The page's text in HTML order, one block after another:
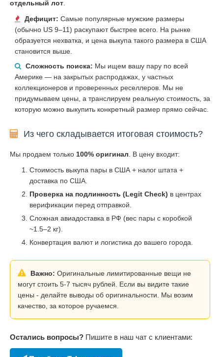
отдельный лот
Дефицит: Самые популярные мужские размеры
(обычно US 9–11) раскупают быстрее всего. На рынке
образуется нехватка, и цена выкупа такого размера в США
становится выше.
Сложность поиска: Мы ищем вашу пару по всей
Америке — на закрытых распродажах, у частных
коллекционеров и проверенных реселлеров. Мы не
придумываем цены, а транслируем реальную стоимость, за
которую можно выкупить конкретный размер прямо сейчас.
Из чего складывается итоговая стоимость?
Мы продаем только 100% оригинал . В цену входит:
Стоимость выкупа пары в США + налог штата +
доставка по США.
Проверка на подлинность (Legit Check) в центрах
верификации перед отправкой.
Сложная авиадоставка в РФ (вес пары с коробкой
~1.5–2 кг).
Конвертация валют и логистика до вашего города.
Важно: Оригинальные лимитированные вещи не
могут стоить 5-7 тысяч рублей. Если вы видите такие
цены - делайте выводы об оригинальности. Мы возим
качество, за которое ручаемся.
Остались вопросы? Пишите в наш чат с клиентами: